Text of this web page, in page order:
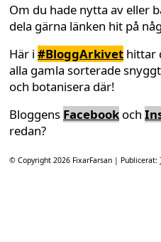
Om du hade nytta av eller
dela gärna länken hit på
Här i #BloggArkivet hittar
alla gamla sorterade
och botanisera där!
Bloggens Facebook och
redan?
© Copyright 2026 FixarFarsan | Publicerat: